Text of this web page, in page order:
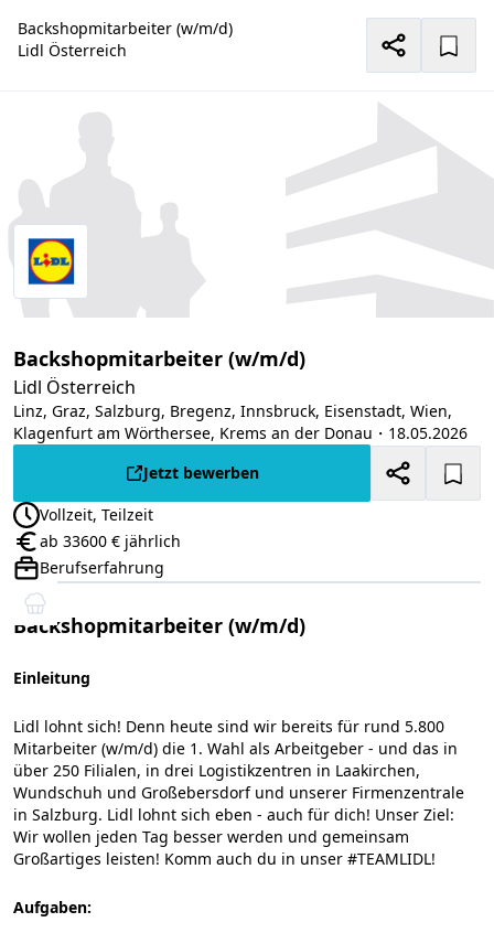
Backshopmitarbeiter (w/m/d)
Lidl Österreich
Backshopmitarbeiter (w/m/d)
Lidl Österreich
Linz, Graz, Salzburg, Bregenz, Innsbruck, Eisenstadt, Wien,
Klagenfurt am Wörthersee, Krems an der Donau ・18.05.2026
Jetzt bewerben
Anstellungsart:
Vollzeit, Teilzeit
Gehalt:ab 33600 € jährlich
Positionsebene:
Berufserfahrung
Backshopmitarbeiter (w/m/d)
Einleitung
Lidl lohnt sich! Denn heute sind wir bereits für rund 5.800
Mitarbeiter (w/m/d) die 1. Wahl als Arbeitgeber - und das in
über 250 Filialen, in drei Logistikzentren in Laakirchen,
Wundschuh und Großebersdorf und unserer Firmenzentrale
in Salzburg. Lidl lohnt sich eben - auch für dich! Unser Ziel:
Wir wollen jeden Tag besser werden und gemeinsam
Großartiges leisten! Komm auch du in unser #TEAMLIDL!
Aufgaben: